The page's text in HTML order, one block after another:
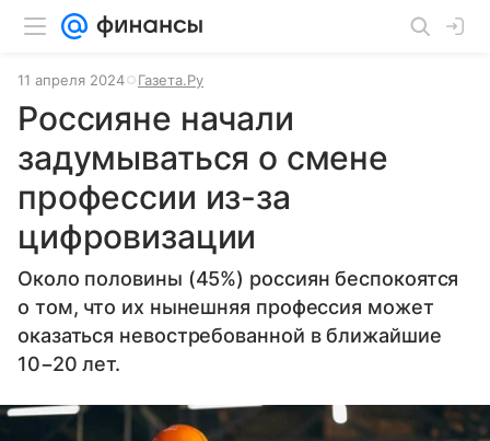
11 апреля 2024 Газета.Ру
Россияне начали
задумываться о смене
профессии из-за
цифровизации
Около половины (45%) россиян беспокоятся
о том, что их нынешняя профессия может
оказаться невостребованной в ближайшие
10−20 лет.